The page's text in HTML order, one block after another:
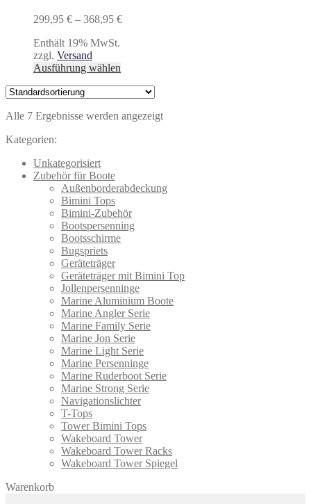
der
299,95 € – 368,95 €Preisspanne:
Enthält 19% MwSt.
zzgl. Versand
Ausführung wählen
Varianten
der
gewählt
werden
Alle 7 Ergebnisse werden angezeigt
Kategorien:
Unkategorisiert
Zubehör für Boote
Außenborderabdeckung
Bimini Tops
Bimini-Zubehör
Bootspersenning
Bootsschirme
Bugspriets
Geräteträger
Geräteträger mit Bimini Top
Jollenpersenninge
Marine Aluminium Boote
Marine Angler Serie
Marine Family Serie
Marine Jon Serie
Marine Light Serie
Marine Persenninge
Marine Ruderboot Serie
Marine Strong Serie
Navigationslichter
T-Tops
Tower Bimini Tops
Wakeboard Tower
Wakeboard Tower Racks
Wakeboard Tower Spiegel
Warenkorb